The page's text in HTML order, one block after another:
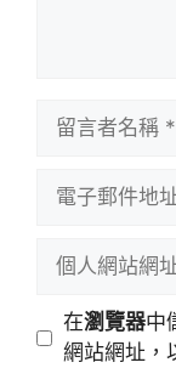
址
站
在瀏覽器中
網站網址，